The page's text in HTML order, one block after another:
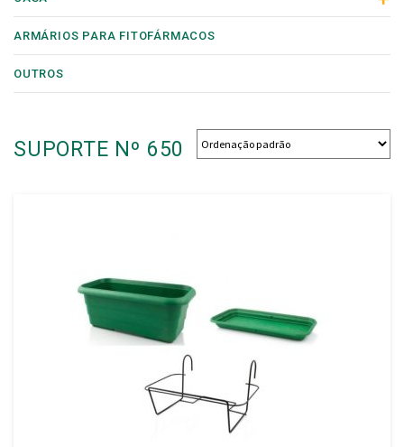
ARMÁRIOS PARA FITOFÁRMACOS
OUTROS
SUPORTE Nº 650